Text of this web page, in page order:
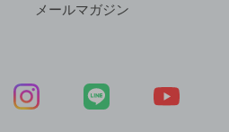
メールマガジン